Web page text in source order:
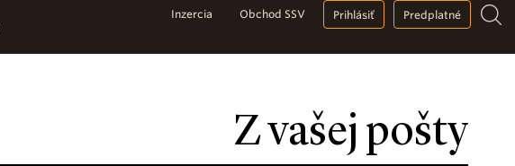
Z vašej pošty
Inzercia Obchod SSV Prihlásiť Predplatné